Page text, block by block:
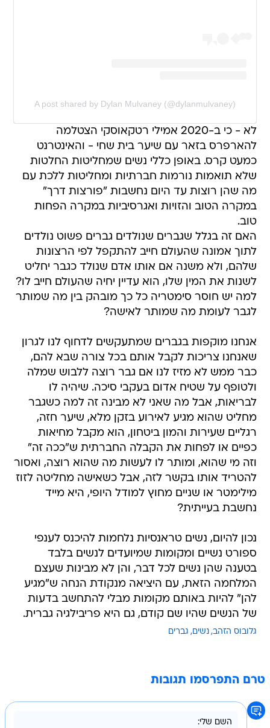
A post shared by Dylan Mulvaney (@dylanmulvaney)
לא - כי ב-2020 אמילי רטקאוסקי הצטלמה
להארפרס בזאר עם שיער בית שחי - והאינטרנט
כמעט קרס. באופן כללי נשים שמחליטות החלטות
שלא תואמות נורמות חברתיות ומחליטות ללכת עם
מה שהן רוצות עד היום נחשבות "פורצות דרך"
במקרה הטוב והזויות ואגרסיביות במקרה הפחות
טוב.
האם זה בגלל שגברים שנולדים גברים פשוט נולדים
לתוך אמונה שהעולם חייב להתקפל לפי הרצונות
שלהם, ולא משנה אם אותו אדם שנולד כגבר יחליט
לשנות את המין שלו, הוא עדיין יחיה שהעולם חייב לו?
למה יש חוסר סימטריה כל כך מובהק בין מה שמותר
לגבר לעומת מה שמותר לאישה?
אנחנו מוקפות בגברים שמתעקשים לדחוף לנו לגרון
שאנחנו צריכות לקבל אותם בכל צורה שבא להם,
כבר ממש לא מזיז לנו אם גבר רוצה ללבוש שמלה
ולטופף על שטיח אדום בעקבי סיכה. שיהיה לו
לבריאות, אבל מה שאני לא מבינה זה למה כשגבר
מחליט שהוא מגיע לאירוע בזקן מלא, שיער חזה,
רגליים שעירות והמון ביטחון, הוא מקבל מחיאות
כפיים או לפחות את הקבלה החברתית ש"ככה זה"
וזה מי שהוא, ומותר לו לעשות מה שהוא רוצה, ואסור
להטריד אותו בקשר לזה, אבל כשאישה מחליטה לזוז
מילימטר או שניים מחוץ למודל היופי, היא מייד
נחשבת בעייתית?
נכון להיום, נשים טראנסיות נלחמות להיכנס לענפי
ספורט נשיים ומקומות שמיועדים לנשים בלבד
בטענה שהן נשים לכל דבר, והן לא מבינות שעצם
המלחמה הזאת, עם היציאה מנקודת הנחה ש"מגיע
להן" להיות באותם מקומות מבלי להתחשב בדעות
של הנשים שהיו שם קודם, גם היא פריבילגיה גברית.
גלובוס הזהב נשים גברים
טרם התפרסמו תגובות